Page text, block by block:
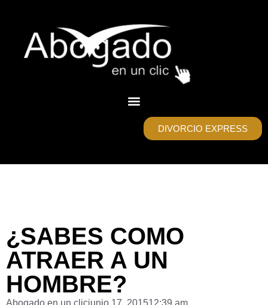
DIVORCIO EXPRESS
¿SABES COMO
ATRAER A UN
HOMBRE?
Abogado en un clicjunio 17, 201512:39 am